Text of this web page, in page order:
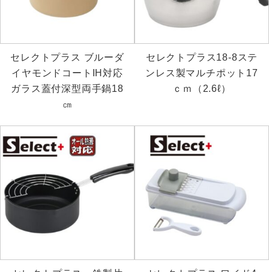
セレクトプラス ブルーダ
イヤモンドコートIH対応
ガラス蓋付深型両手鍋18
㎝
セレクトプラス18-8ステ
ンレス製マルチポット17
ｃｍ（2.6ℓ）